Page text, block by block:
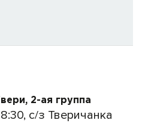
2-ая группа
с/з Тверичанка